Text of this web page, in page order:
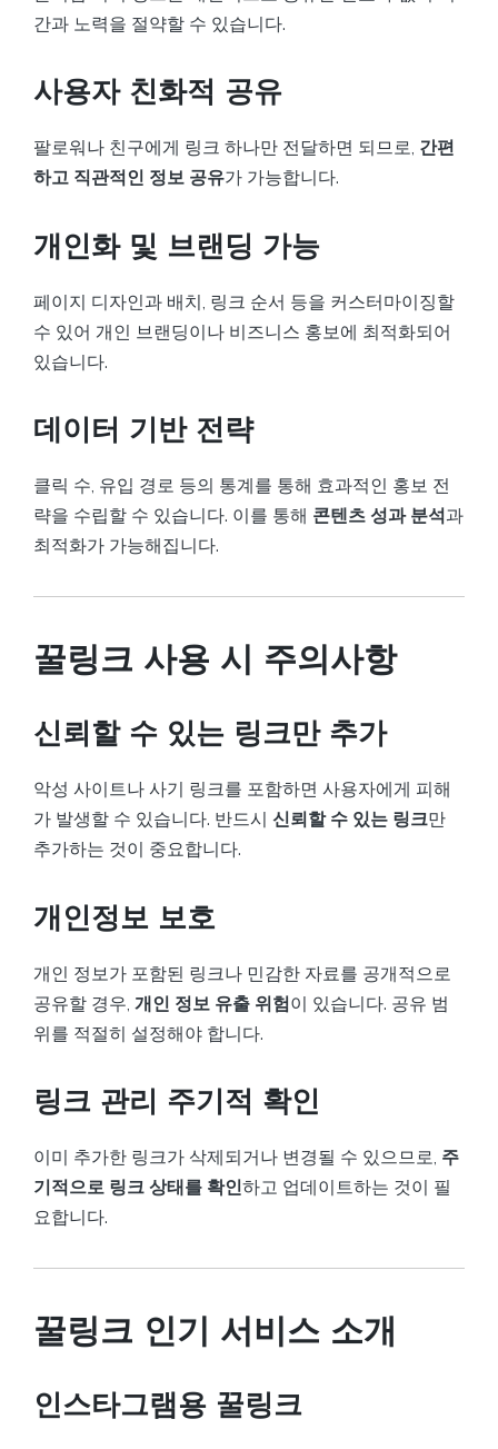
간과 노력을 절약할 수 있습니다.
사용자 친화적 공유
팔로워나 친구에게 링크 하나만 전달하면 되므로, 간편
하고 직관적인 정보 공유가 가능합니다.
개인화 및 브랜딩 가능
페이지 디자인과 배치, 링크 순서 등을 커스터마이징할
수 있어 개인 브랜딩이나 비즈니스 홍보에 최적화되어
있습니다.
데이터 기반 전략
클릭 수, 유입 경로 등의 통계를 통해 효과적인 홍보 전
략을 수립할 수 있습니다. 이를 통해 콘텐츠 성과 분석과
최적화가 가능해집니다.
꿀링크 사용 시 주의사항
신뢰할 수 있는 링크만 추가
악성 사이트나 사기 링크를 포함하면 사용자에게 피해
가 발생할 수 있습니다. 반드시 신뢰할 수 있는 링크만
추가하는 것이 중요합니다.
개인정보 보호
개인 정보가 포함된 링크나 민감한 자료를 공개적으로
공유할 경우, 개인 정보 유출 위험이 있습니다. 공유 범
위를 적절히 설정해야 합니다.
링크 관리 주기적 확인
이미 추가한 링크가 삭제되거나 변경될 수 있으므로, 주
기적으로 링크 상태를 확인하고 업데이트하는 것이 필
요합니다.
꿀링크 인기 서비스 소개
인스타그램용 꿀링크